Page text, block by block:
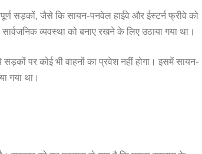
सड़कों, जैसे कि सायन-पनवेल हाईवे और ईस्टर्न फ्रीवे को
व्यवस्था को बनाए रखने के लिए उठाया गया था।
पर कोई भी वाहनों का प्रवेश नहीं होगा। इसमें सायन-
गया था।